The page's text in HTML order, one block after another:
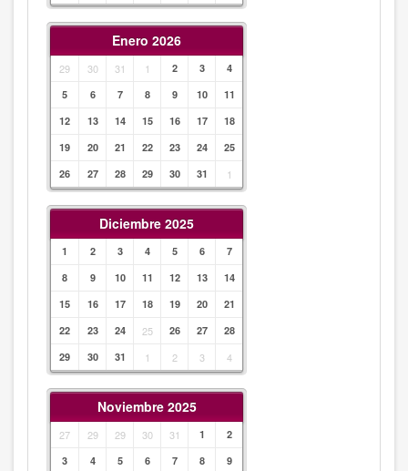
Enero 2026
29 30 31 1 2 3
4
5
6 7 8 9 10
11
12
13 14 15 16 17
18
19
20 21 22 23 24
25
26
27 28 29 30 31 1
Diciembre 2025
1 2 3 4 5 6
7
8
9 10 11 12 13
14
15
16 17 18 19 20
21
22
23 24 25 26 27
28
29
30 31 1 2 3 4
Noviembre 2025
27 29 29 30 31 1
2
3
4 5 6 7 8
9